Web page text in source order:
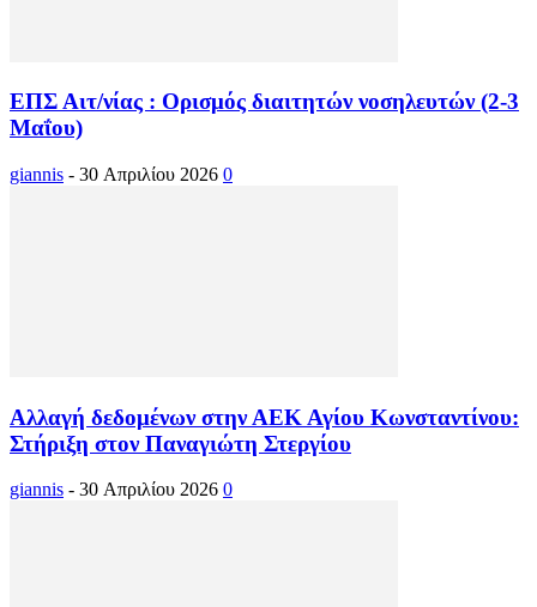
ΕΠΣ Αιτ/νίας : Ορισμός διαιτητών νοσηλευτών (2-3
Μαΐου)
giannis - 30 Απριλίου 2026 0
Αλλαγή δεδομένων στην ΑΕΚ Αγίου Κωνσταντίνου:
Στήριξη στον Παναγιώτη Στεργίου
giannis - 30 Απριλίου 2026 0